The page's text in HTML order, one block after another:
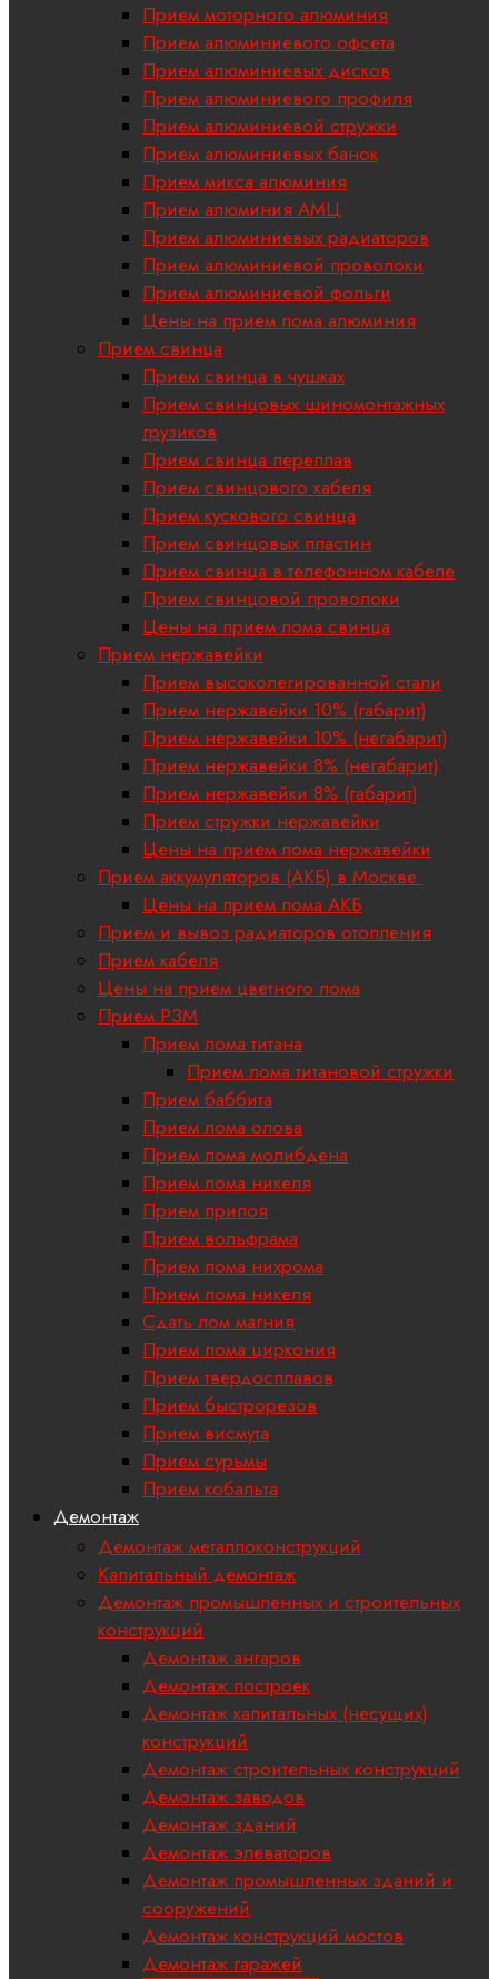
Прием моторного алюминия
Прием алюминиевого офсета
Прием алюминиевых дисков
Прием алюминиевого профиля
Прием алюминиевой стружки
Прием алюминиевых банок
Прием микса алюминия
Прием алюминия АМЦ
Прием алюминиевых радиаторов
Прием алюминиевой проволоки
Прием алюминиевой фольги
Цены на прием лома алюминия
Прием свинца
Прием свинца в чушках
Прием свинцовых шиномонтажных
грузиков
Прием свинца переплав
Прием свинцового кабеля
Прием кускового свинца
Прием свинцовых пластин
Прием свинца в телефонном кабеле
Прием свинцовой проволоки
Цены на прием лома свинца
Прием нержавейки
Прием высоколегированной стали
Прием нержавейки 10% (габарит)
Прием нержавейки 10% (негабарит)
Прием нержавейки 8% (негабарит)
Прием нержавейки 8% (габарит)
Прием стружки нержавейки
Цены на прием лома нержавейки
Прием аккумуляторов (АКБ) в Москве
Цены на прием лома АКБ
Прием и вывоз радиаторов отопления
Прием кабеля
Цены на прием цветного лома
Прием РЗМ
Прием лома титана
Прием лома титановой стружки
Прием баббита
Прием лома олова
Прием лома молибдена
Прием лома никеля
Прием припоя
Прием вольфрама
Прием лома нихрома
Прием лома никеля
Сдать лом магния
Прием лома циркония
Прием твердосплавов
Прием быстрорезов
Прием висмута
Прием сурьмы
Прием кобальта
Демонтаж
Демонтаж металлоконструкций
Капитальный демонтаж
Демонтаж промышленных и строительных
конструкций
Демонтаж ангаров
Демонтаж построек
Демонтаж капитальных (несущих)
конструкций
Демонтаж строительных конструкций
Демонтаж заводов
Демонтаж зданий
Демонтаж элеваторов
Демонтаж промышленных зданий и
сооружений
Демонтаж конструкций мостов
Демонтаж гаражей